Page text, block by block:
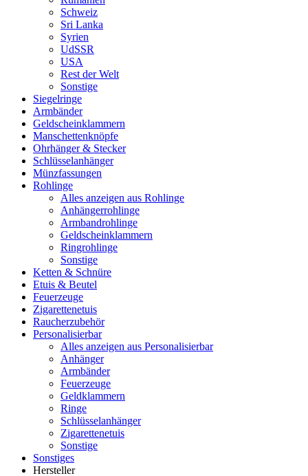
Schweiz
Sri Lanka
Syrien
UdSSR
USA
Rest der Welt
Sonstige
Siegelringe
Armbänder
Geldscheinklammern
Manschettenknöpfe
Ohrhänger & Stecker
Schlüsselanhänger
Münzfassungen
Rohlinge
Alles anzeigen aus Rohlinge
Anhängerrohlinge
Armbandrohlinge
Geldscheinklammern
Ringrohlinge
Sonstige
Ketten & Schnüre
Etuis & Beutel
Feuerzeuge
Zigarettenetuis
Raucherzubehör
Personalisierbar
Alles anzeigen aus Personalisierbar
Anhänger
Armbänder
Feuerzeuge
Geldklammern
Ringe
Schlüsselanhänger
Zigarettenetuis
Sonstige
Sonstiges
Hersteller